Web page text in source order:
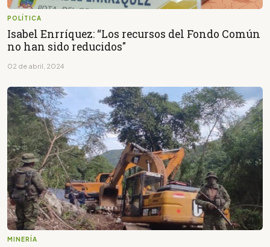
POLÍTICA
Isabel Enrríquez: “Los recursos del Fondo Común
no han sido reducidos"
02 de abril, 2024
MINERÍA